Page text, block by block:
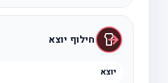
חילוף יוצא
יוצא